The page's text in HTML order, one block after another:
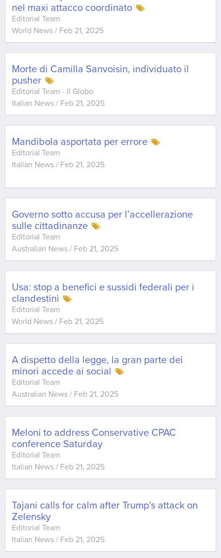
nel maxi attacco coordinato
Editorial Team
World News / Feb 21, 2025
Morte di Camilla Sanvoisin, individuato il
pusher
Editorial Team - Il Globo
Italian News / Feb 21, 2025
Mandibola asportata per errore
Editorial Team
Italian News / Feb 21, 2025
Governo sotto accusa per l’accellerazione
sulle cittadinanze
Editorial Team
Australian News / Feb 21, 2025
Usa: stop a benefici e sussidi federali per i
clandestini
Editorial Team
World News / Feb 21, 2025
A dispetto della legge, la gran parte dei
minori accede ai social
Editorial Team
Australian News / Feb 21, 2025
Meloni to address Conservative CPAC
conference Saturday
Editorial Team
Italian News / Feb 21, 2025
Tajani calls for calm after Trump’s attack on
Zelensky
Editorial Team
Italian News / Feb 21, 2025